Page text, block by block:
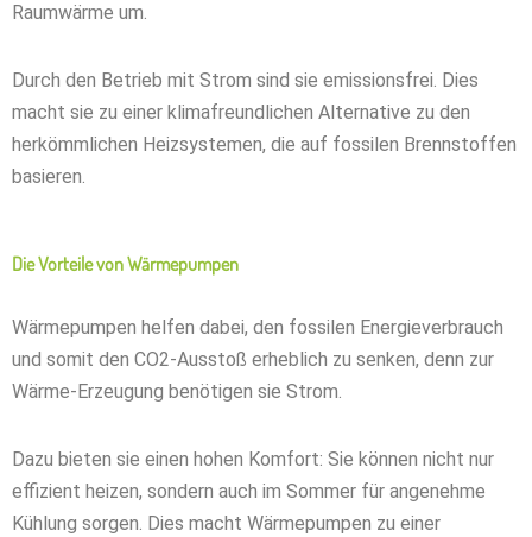
Raumwärme um.
Durch den Betrieb mit Strom sind sie emissionsfrei. Dies
macht sie zu einer klimafreundlichen Alternative zu den
herkömmlichen Heizsystemen, die auf fossilen Brennstoffen
basieren.
Die Vorteile von Wärmepumpen
Wärmepumpen helfen dabei, den fossilen Energieverbrauch
und somit den CO2-Ausstoß erheblich zu senken, denn zur
Wärme-Erzeugung benötigen sie Strom.
Dazu bieten sie einen hohen Komfort: Sie können nicht nur
effizient heizen, sondern auch im Sommer für angenehme
Kühlung sorgen. Dies macht Wärmepumpen zu einer